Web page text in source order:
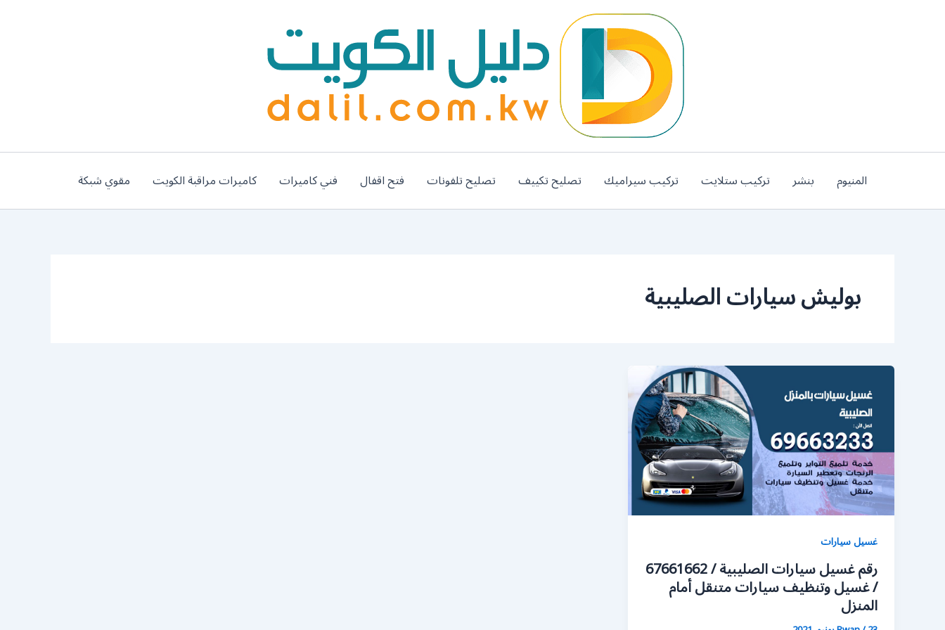
المنيوم بنشر تركيب ستلايت تركيب سيراميك تصليح تكييف تصليح تلفونات فتح اقفال فني كاميرات كاميرات مراقبة الكويت مقوي شبكة
بوليش سيارات الصليبية
غسيل سيارات
رقم غسيل سيارات الصليبية / 67661662
/ غسيل وتنظيف سيارات متنقل أمام
المنزل